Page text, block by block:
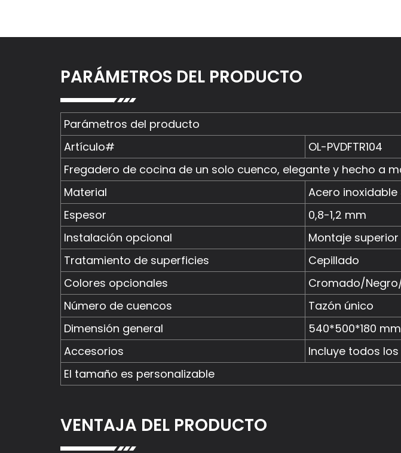
PARÁMETROS DEL PRODUCTO
Parámetros del producto
Artículo#
OL-PVDFTR104
Fregadero de cocina de un solo cuenco, elegante y hecho a
Material
Acero inoxidable
Espesor
0,8-1,2 mm
Instalación opcional
Montaje
Tratamiento de superficies
Cepillado
Colores opcionales
Cromado/
Número de cuencos
Tazón único
Dimensión general
540*500*180 mm
Accesorios
Incluye todos
El tamaño es personalizable
VENTAJA DEL PRODUCTO